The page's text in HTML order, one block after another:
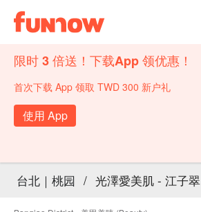
限时 3 倍送！下载App 领优惠！
首次下载 App 领取 TWD 300 新户礼
使用 App
台北｜桃园 / 光澤愛美肌 - 江子翠